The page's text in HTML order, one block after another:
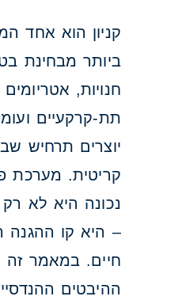
קניון הוא אחד
ביותר מבחינת
חנויות,
תת-קרקעיים
יוצרים תרחיש
קריטית. מערכת
נכונה היא לא רק
– היא קו ההגנה
חיים. במאמר זה
ההיבטים